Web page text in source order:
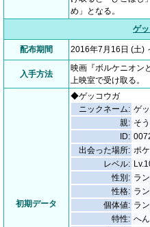
め」となる。
ゲ
配布期間 2016年7月16日 (土)
入手方法
映画『ボルケニオン
上映室で受け取る。
初期データ
◆ゲッコウガ
ニックネーム: ゲ
親: そ
ID:
出会った場所: ポ
レベル:
性別: ラ
性格: ラ
個体値: ラ
特性: へ